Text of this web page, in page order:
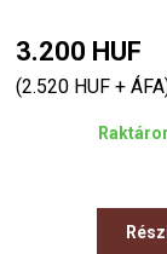
3.200 HUF
(2.520 HUF +